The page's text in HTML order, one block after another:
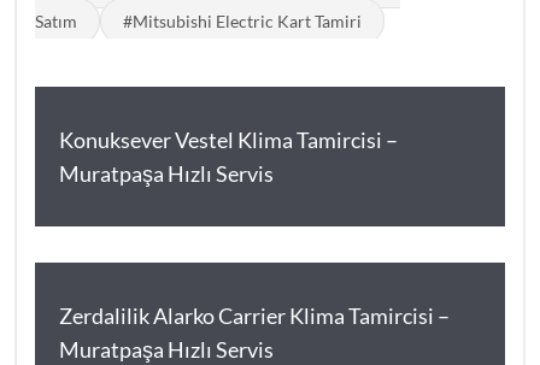
Satım
#Mitsubishi Electric Kart Tamiri
Konuksever Vestel Klima Tamircisi –
Muratpaşa Hızlı Servis
Zerdalilik Alarko Carrier Klima Tamircisi –
Muratpaşa Hızlı Servis